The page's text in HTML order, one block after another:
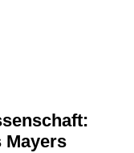
Mayers